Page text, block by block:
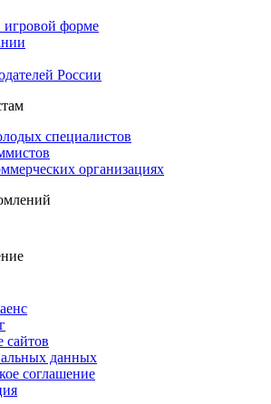
форме
России
специалистов
организациях
сайтов
данных
соглашение